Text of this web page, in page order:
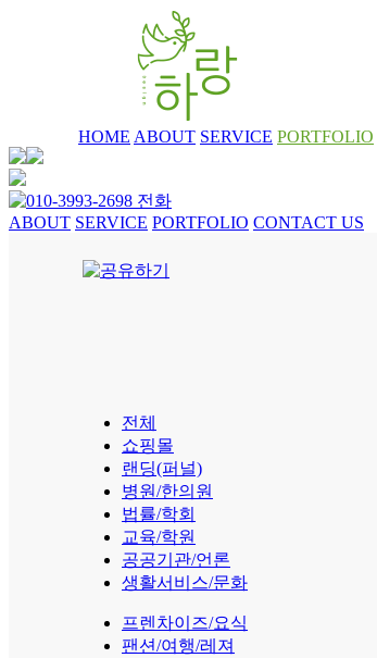
HOME ABOUT SERVICE PORTFOLIO
ABOUT SERVICE PORTFOLIO CONTACT US
전체
쇼핑몰
랜딩(퍼널)
병원/한의원
법률/학회
교육/학원
공공기관/언론
생활서비스/문화
프렌차이즈/요식
팬션/여행/레져